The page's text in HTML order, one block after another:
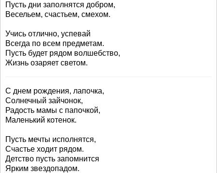
Пусть дни заполнятся добром,
Весельем, счастьем, смехом.
Учись отлично, успевай
Всегда по всем предметам.
Пусть будет рядом волшебство,
Жизнь озаряет светом.
С днем рождения, лапочка,
Солнечный зайчонок,
Радость мамы с папочкой,
Маленький котенок.
Пусть мечты исполнятся,
Счастье ходит рядом.
Детство пусть запомнится
Ярким звездопадом.